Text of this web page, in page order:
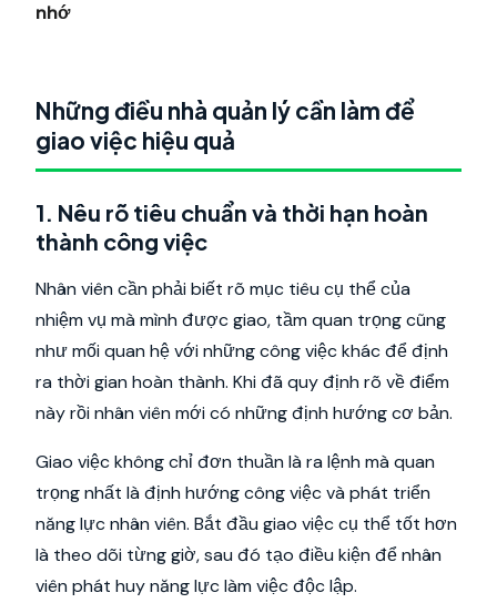
nhớ
Những điều nhà quản lý cần làm để
giao việc hiệu quả
1. Nêu rõ tiêu chuẩn và thời hạn hoàn
thành công việc
Nhân viên cần phải biết rõ mục tiêu cụ thể của
nhiệm vụ mà mình được giao, tầm quan trọng cũng
như mối quan hệ với những công việc khác để định
ra thời gian hoàn thành. Khi đã quy định rõ về điểm
này rồi nhân viên mới có những định hướng cơ bản.
Giao việc không chỉ đơn thuần là ra lệnh mà quan
trọng nhất là định hướng công việc và phát triển
năng lực nhân viên. Bắt đầu giao việc cụ thể tốt hơn
là theo dõi từng giờ, sau đó tạo điều kiện để nhân
viên phát huy năng lực làm việc độc lập.